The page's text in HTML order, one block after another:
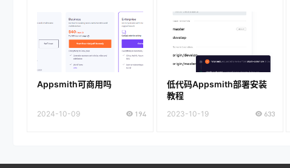
Appsmith可商用吗
2024-10-09 194
低代码Appsmith部署安装
教程
2023-10-19 633